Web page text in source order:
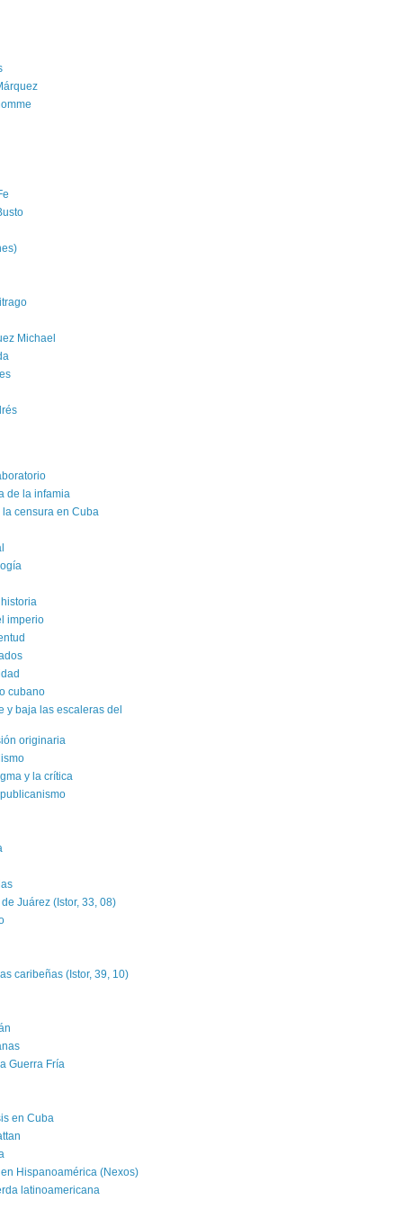
Michael
de la infamia
censura en Cuba
imperio
cubano
y baja las escaleras del
originaria
y la crítica
Juárez (Istor, 33, 08)
caribeñas (Istor, 39, 10)
Guerra Fría
en Cuba
Hispanoamérica (Nexos)
latinoamericana